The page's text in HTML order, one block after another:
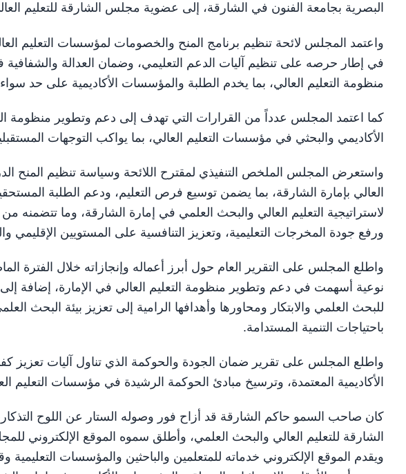
البصرية بجامعة الفنون في الشارقة، إلى عضوية مجلس الشارقة للتعليم
واعتمد المجلس لائحة تنظيم برنامج المنح والخصومات لمؤسسات التعليم
في إطار حرصه على تنظيم آليات الدعم التعليمي، وضمان العدالة والشفافية
منظومة التعليم العالي، بما يخدم الطلبة والمؤسسات الأكاديمية على حد
كما اعتمد المجلس عدداً من القرارات التي تهدف إلى دعم وتطوير منظومة
الأكاديمي والبحثي في مؤسسات التعليم العالي، بما يواكب التوجهات
واستعرض المجلس الملخص التنفيذي لمقترح اللائحة وسياسة تنظيم المنح
العالي بإمارة الشارقة، بما يضمن توسيع فرص التعليم، ودعم الطلبة
لاستراتيجية التعليم العالي والبحث العلمي في إمارة الشارقة، وما تتضمنه من
ورفع جودة المخرجات التعليمية، وتعزيز التنافسية على المستويين الإقليمي
واطلع المجلس على التقرير العام حول أبرز أعماله وإنجازاته خلال الفترة
نوعية أسهمت في دعم وتطوير منظومة التعليم العالي في الإمارة، إضافة
للبحث العلمي والابتكار ومحاورها وأهدافها الرامية إلى تعزيز بيئة البحث
باحتياجات التنمية المستدامة.
واطلع المجلس على تقرير ضمان الجودة والحوكمة الذي تناول آليات تعزيز
الأكاديمية المعتمدة، وترسيخ مبادئ الحوكمة الرشيدة في مؤسسات التعليم
كان صاحب السمو حاكم الشارقة قد أزاح فور وصوله الستار عن اللوح
الشارقة للتعليم العالي والبحث العلمي، وأطلق سموه الموقع الإلكتروني
ويقدم الموقع الإلكتروني خدماته للمتعلمين والباحثين والمؤسسات التعليمية